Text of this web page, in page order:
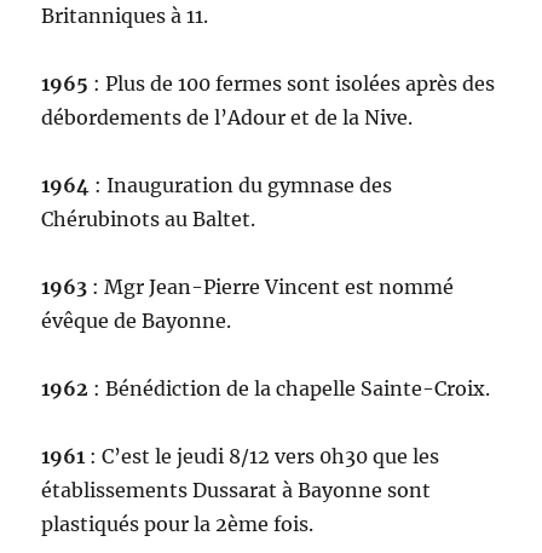
Britanniques à 11.
1965 : Plus de 100 fermes sont isolées après des
débordements de l’Adour et de la Nive.
1964 : Inauguration du gymnase des
Chérubinots au Baltet.
1963 : Mgr Jean-Pierre Vincent est nommé
évêque de Bayonne.
1962 : Bénédiction de la chapelle Sainte-Croix.
1961 : C’est le jeudi 8/12 vers 0h30 que les
établissements Dussarat à Bayonne sont
plastiqués pour la 2ème fois.